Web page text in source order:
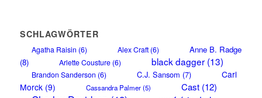
SCHLAGWÖRTER
Agatha Raisin (6) Alex Craft(6)
Anne B. Radge
(8)
Arlette Cousture(6) black dagger(13)
Brandon Sanderson (6) C.J. Sansom (7)
Carl
Morck(9) Cassandra Palmer(5) Cast(12)